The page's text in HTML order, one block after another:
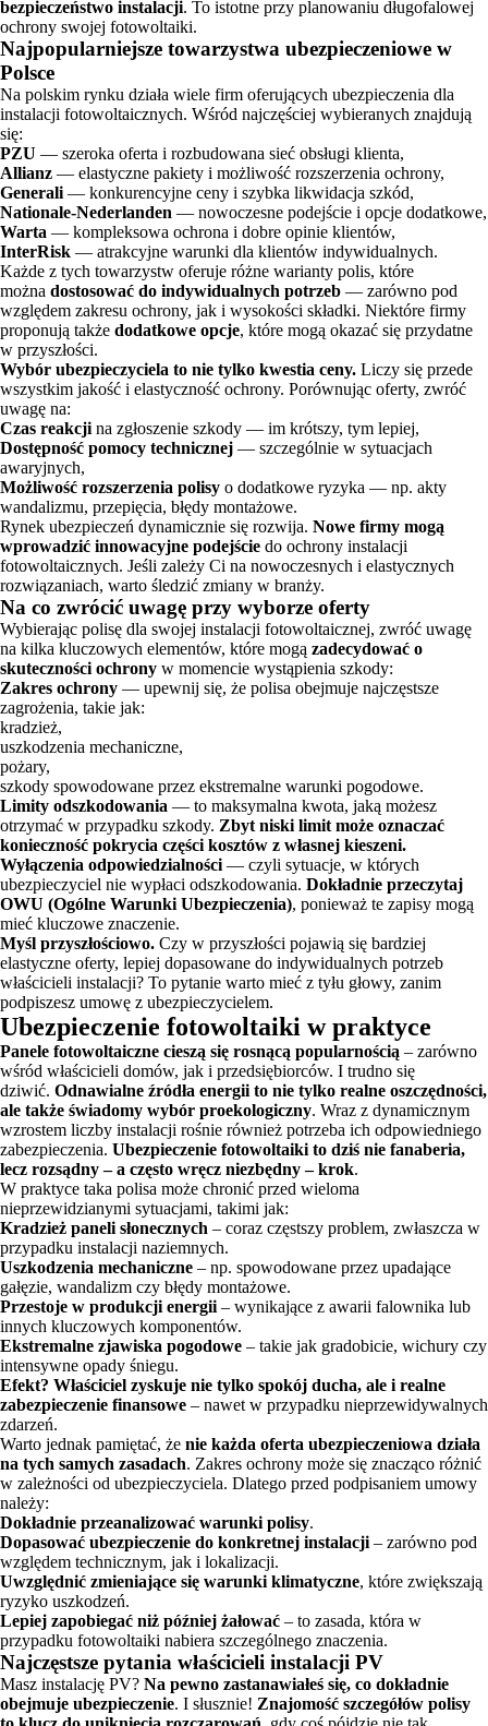
bezpieczeństwo instalacji. To istotne przy planowaniu długofalowej
ochrony swojej fotowoltaiki.
Najpopularniejsze towarzystwa ubezpieczeniowe w
Polsce
Na polskim rynku działa wiele firm oferujących ubezpieczenia dla
instalacji fotowoltaicznych. Wśród najczęściej wybieranych znajdują
się:
PZU — szeroka oferta i rozbudowana sieć obsługi klienta,
Allianz — elastyczne pakiety i możliwość rozszerzenia ochrony,
Generali — konkurencyjne ceny i szybka likwidacja szkód,
Nationale-Nederlanden — nowoczesne podejście i opcje dodatkowe,
Warta — kompleksowa ochrona i dobre opinie klientów,
InterRisk — atrakcyjne warunki dla klientów indywidualnych.
Każde z tych towarzystw oferuje różne warianty polis, które
można dostosować do indywidualnych potrzeb — zarówno pod
względem zakresu ochrony, jak i wysokości składki. Niektóre firmy
proponują także dodatkowe opcje, które mogą okazać się przydatne
w przyszłości.
Wybór ubezpieczyciela to nie tylko kwestia ceny. Liczy się przede
wszystkim jakość i elastyczność ochrony. Porównując oferty, zwróć
uwagę na:
Czas reakcji na zgłoszenie szkody — im krótszy, tym lepiej,
Dostępność pomocy technicznej — szczególnie w sytuacjach
awaryjnych,
Możliwość rozszerzenia polisy o dodatkowe ryzyka — np. akty
wandalizmu, przepięcia, błędy montażowe.
Rynek ubezpieczeń dynamicznie się rozwija. Nowe firmy mogą
wprowadzić innowacyjne podejście do ochrony instalacji
fotowoltaicznych. Jeśli zależy Ci na nowoczesnych i elastycznych
rozwiązaniach, warto śledzić zmiany w branży.
Na co zwrócić uwagę przy wyborze oferty
Wybierając polisę dla swojej instalacji fotowoltaicznej, zwróć uwagę
na kilka kluczowych elementów, które mogą zadecydować o
skuteczności ochrony w momencie wystąpienia szkody:
Zakres ochrony — upewnij się, że polisa obejmuje najczęstsze
zagrożenia, takie jak:
kradzież,
uszkodzenia mechaniczne,
pożary,
szkody spowodowane przez ekstremalne warunki pogodowe.
Limity odszkodowania — to maksymalna kwota, jaką możesz
otrzymać w przypadku szkody. Zbyt niski limit może oznaczać
konieczność pokrycia części kosztów z własnej kieszeni.
Wyłączenia odpowiedzialności — czyli sytuacje, w których
ubezpieczyciel nie wypłaci odszkodowania. Dokładnie przeczytaj
OWU (Ogólne Warunki Ubezpieczenia), ponieważ te zapisy mogą
mieć kluczowe znaczenie.
Myśl przyszłościowo. Czy w przyszłości pojawią się bardziej
elastyczne oferty, lepiej dopasowane do indywidualnych potrzeb
właścicieli instalacji? To pytanie warto mieć z tyłu głowy, zanim
podpiszesz umowę z ubezpieczycielem.
Ubezpieczenie fotowoltaiki w praktyce
Panele fotowoltaiczne cieszą się rosnącą popularnością – zarówno
wśród właścicieli domów, jak i przedsiębiorców. I trudno się
dziwić. Odnawialne źródła energii to nie tylko realne oszczędności,
ale także świadomy wybór proekologiczny. Wraz z dynamicznym
wzrostem liczby instalacji rośnie również potrzeba ich odpowiedniego
zabezpieczenia. Ubezpieczenie fotowoltaiki to dziś nie fanaberia,
lecz rozsądny – a często wręcz niezbędny – krok.
W praktyce taka polisa może chronić przed wieloma
nieprzewidzianymi sytuacjami, takimi jak:
Kradzież paneli słonecznych – coraz częstszy problem, zwłaszcza w
przypadku instalacji naziemnych.
Uszkodzenia mechaniczne – np. spowodowane przez upadające
gałęzie, wandalizm czy błędy montażowe.
Przestoje w produkcji energii – wynikające z awarii falownika lub
innych kluczowych komponentów.
Ekstremalne zjawiska pogodowe – takie jak gradobicie, wichury czy
intensywne opady śniegu.
Efekt? Właściciel zyskuje nie tylko spokój ducha, ale i realne
zabezpieczenie finansowe – nawet w przypadku nieprzewidywalnych
zdarzeń.
Warto jednak pamiętać, że nie każda oferta ubezpieczeniowa działa
na tych samych zasadach. Zakres ochrony może się znacząco różnić
w zależności od ubezpieczyciela. Dlatego przed podpisaniem umowy
należy:
Dokładnie przeanalizować warunki polisy.
Dopasować ubezpieczenie do konkretnej instalacji – zarówno pod
względem technicznym, jak i lokalizacji.
Uwzględnić zmieniające się warunki klimatyczne, które zwiększają
ryzyko uszkodzeń.
Lepiej zapobiegać niż później żałować – to zasada, która w
przypadku fotowoltaiki nabiera szczególnego znaczenia.
Najczęstsze pytania właścicieli instalacji PV
Masz instalację PV? Na pewno zastanawiałeś się, co dokładnie
obejmuje ubezpieczenie. I słusznie! Znajomość szczegółów polisy